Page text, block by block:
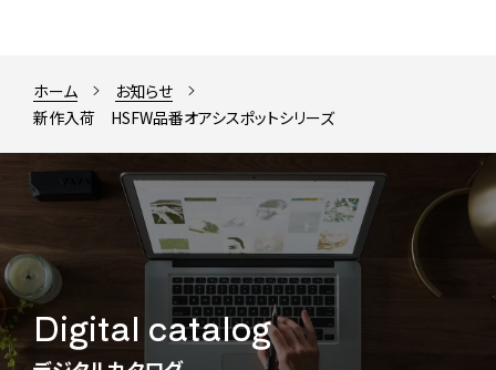
ホーム
お知らせ
新作入荷 HSFW品番オアシスポットシリーズ
Digital catalog